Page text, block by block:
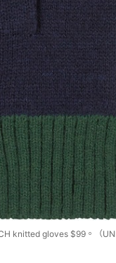
knitted gloves $99。（